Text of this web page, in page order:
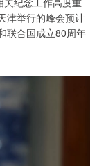
津举行的峰会预计
联合国成立80周年